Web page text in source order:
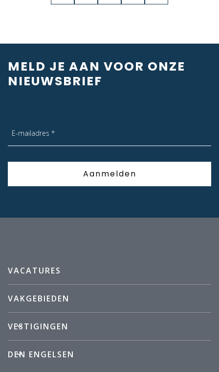
MELD JE AAN VOOR ONZE
NIEUWSBRIEF
E-mailadres *
Aanmelden
VACATURES
VAKGEBIEDEN
VESTIGINGEN
DEN ENGELSEN